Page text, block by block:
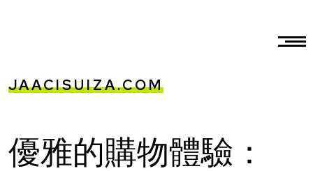
JAACISUIZA.COM
優雅的購物體驗：